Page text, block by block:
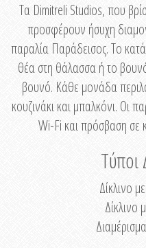
Τα Dimitreli Studios, που
προσφέρουν ήσυχη
παραλία Παράδεισος. Το
θέα στη θάλασσα ή το
βουνό. Κάθε μονάδα
κουζινάκι και μπαλκόνι. Οι
Wi-Fi και πρόσβαση σε
Δίκλινο
Δίκλινο